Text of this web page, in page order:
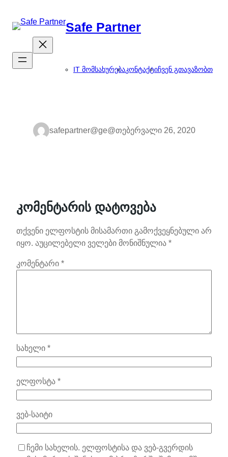
გადასვლა
Safe Partner
IT მომსახურებაკონტაქტიჩვენ გთავაზობთ
safepartner@ge@თებერვალი 26, 2020
კომენტარის დატოვება
თქვენი ელფოსტის მისამართი გამოქვეყნებული არ
იყო. აუცილებელი ველები მონიშნულია *
კომენტარი *
სახელი *
ელფოსტა *
ვებ-საიტი
ჩემი სახელის. ელფოსტისა და ვებ-გვერდის